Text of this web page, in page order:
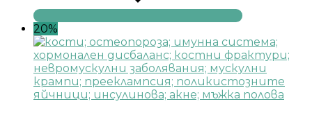
20%